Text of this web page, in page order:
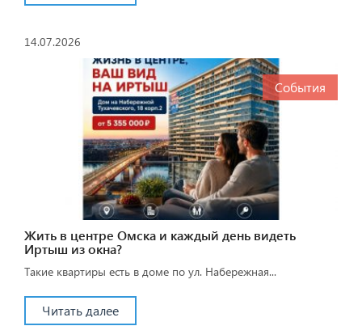
14.07.2026
События
Жить в центре Омска и каждый день видеть
Иртыш из окна?
Такие квартиры есть в доме по ул. Набережная...
Читать далее